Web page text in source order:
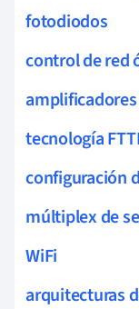
fotodiodos
control de red
tecnología
configuración
múltiplex de
WiFi
arquitecturas